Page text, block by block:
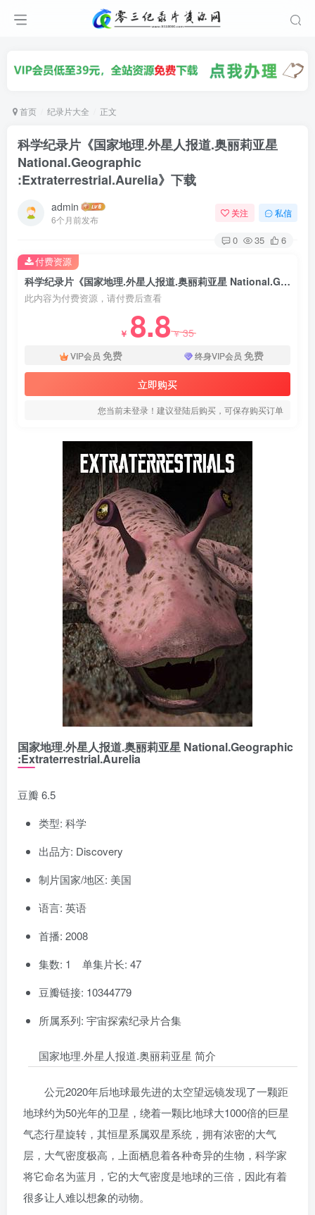
首页 纪录片大全 正文
科学纪录片《国家地理.外星人报道.奥丽莉亚星
National.Geographic
:Extraterrestrial.Aurelia》下载
admin
6个月前发布
关注 私信
0 35 6
科学纪录片《国家地理.外星人报道.奥丽莉亚星 National.Geographic :Extraterrestrial.Aurelia》下载
此内容为付费资源，请付费后查看
￥ 8.8￥35
VIP会员 免费 终身VIP会员 免费
立即购买
您当前未登录！建议登陆后购买，可保存购买订单
付费资源
国家地理.外星人报道.奥丽莉亚星 National.Geographic
:Extraterrestrial.Aurelia
豆瓣 6.5
类型: 科学
出品方: Discovery
制片国家/地区: 美国
语言: 英语
首播: 2008
集数: 1 单集片长: 47
豆瓣链接: 10344779
所属系列: 宇宙探索纪录片合集
国家地理.外星人报道.奥丽莉亚星 简介
公元2020年后地球最先进的太空望远镜发现了一颗距
地球约为50光年的卫星，绕着一颗比地球大1000倍的巨星
气态行星旋转，其恒星系属双星系统，拥有浓密的大气
层，大气密度极高，上面栖息着各种奇异的生物，科学家
将它命名为蓝月，它的大气密度是地球的三倍，因此有着
很多让人难以想象的动物。